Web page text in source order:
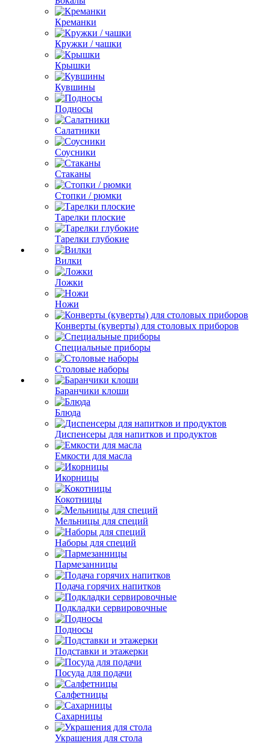
Креманки
Кружки / чашки
Крышки
Кувшины
Подносы
Салатники
Соусники
Стаканы
Стопки / рюмки
Тарелки плоские
Тарелки глубокие
Вилки
Ложки
Ножи
Конверты (куверты) для столовых приборов
Специальные приборы
Столовые наборы
Баранчики клоши
Блюда
Диспенсеры для напитков и продуктов
Емкости для масла
Икорницы
Кокотницы
Мельницы для специй
Наборы для специй
Пармезанницы
Подача горячих напитков
Подкладки сервировочные
Подносы
Подставки и этажерки
Посуда для подачи
Салфетницы
Сахарницы
Украшения для стола